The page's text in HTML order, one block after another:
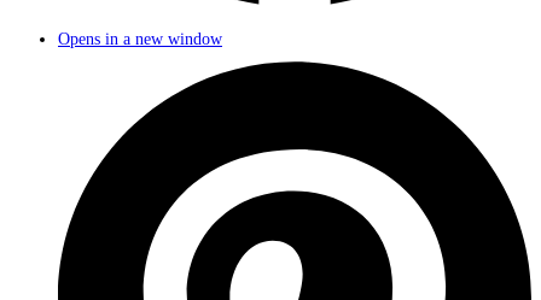
Opens in a new window